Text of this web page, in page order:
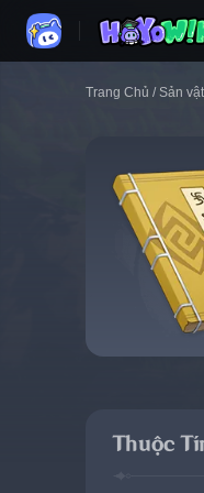
Trang Chủ / Sản
Thuộc